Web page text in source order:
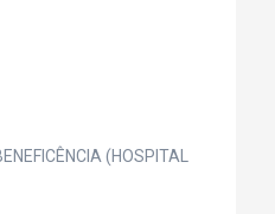
(HOSPITAL